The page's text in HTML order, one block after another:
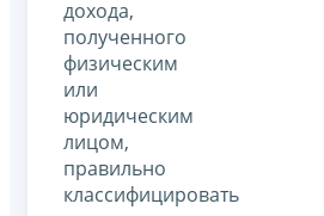
дохода,
полученного
физическим
или
юридическим
лицом,
правильно
классифицировать